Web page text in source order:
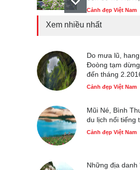
Cảnh đẹp Việt Nam
Cảnh đẹp Việt Nam
Những món ăn
dân dã ở Sài Gòn
Xem nhiều nhất
Do mưa lũ,
Đoòng tạm
đến tháng
Cảnh đẹp Việt Nam
Mũi Né, Bình
du lịch nổi tiếng
Cảnh đẹp Việt Nam
Những địa danh